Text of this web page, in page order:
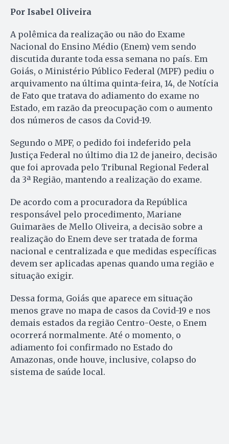
Por Isabel Oliveira
A polêmica da realização ou não do Exame
Nacional do Ensino Médio (Enem) vem sendo
discutida durante toda essa semana no país. Em
Goiás, o Ministério Público Federal (MPF) pediu o
arquivamento na última quinta-feira, 14, de Notícia
de Fato que tratava do adiamento do exame no
Estado, em razão da preocupação com o aumento
dos números de casos da Covid-19.
Segundo o MPF, o pedido foi indeferido pela
Justiça Federal no último dia 12 de janeiro, decisão
que foi aprovada pelo Tribunal Regional Federal
da 3ª Região, mantendo a realização do exame.
De acordo com a procuradora da República
responsável pelo procedimento, Mariane
Guimarães de Mello Oliveira, a decisão sobre a
realização do Enem deve ser tratada de forma
nacional e centralizada e que medidas específicas
devem ser aplicadas apenas quando uma região e
situação exigir.
Dessa forma, Goiás que aparece em situação
menos grave no mapa de casos da Covid-19 e nos
demais estados da região Centro-Oeste, o Enem
ocorrerá normalmente. Até o momento, o
adiamento foi confirmado no Estado do
Amazonas, onde houve, inclusive, colapso do
sistema de saúde local.